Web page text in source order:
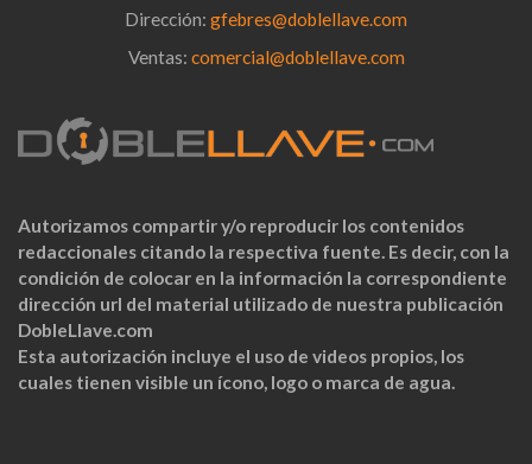
Dirección: gfebres@doblellave.com
Ventas: comercial@doblellave.com
Autorizamos compartir y/o reproducir los contenidos
redaccionales citando la respectiva fuente. Es decir, con la
condición de colocar en la información la correspondiente
dirección url del material utilizado de nuestra publicación
DobleLlave.com
Esta autorización incluye el uso de videos propios, los
cuales tienen visible un ícono, logo o marca de agua.